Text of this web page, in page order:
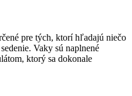
pre tých, ktorí hľadajú niečo
Vaky sú naplnené
ktorý sa dokonale